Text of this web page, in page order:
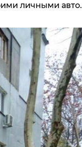
личными авто.